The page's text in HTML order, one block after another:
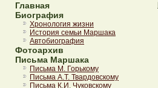
Главная
Биография
Хронология жизни
История семьи Маршака
Автобиография
Фотоархив
Письма Маршака
Письма М. Горькому
Письма А.Т. Твардовскому
Письма К.И. Чуковскому